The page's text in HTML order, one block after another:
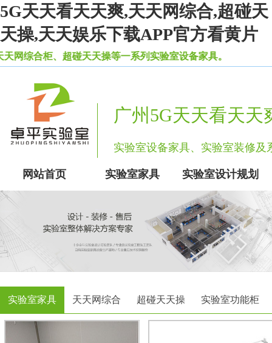
5G天天看天天爽,天天网综合,超碰天
天操,天天娱乐下载APP官方看黄片
柜、超碰天天操等一系列实验室设备家具。
广州5G天天看天
实验室设备家具、实验室装修
网站首页 实验室家具 实验室设计规划
实验室家具 天天网综合 超碰天天操 实验室功能柜